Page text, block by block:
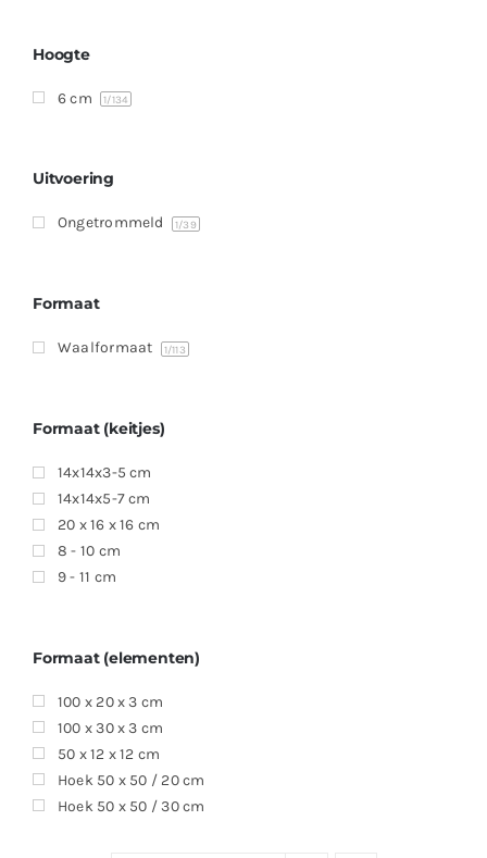
Contact
Offerte aanvragen
Hoogte
6 cm 1/134
Uitvoering
Ongetrommeld 1/39
Formaat
Waalformaat 1/113
Formaat (keitjes)
14x14x3-5 cm
14x14x5-7 cm
20 x 16 x 16 cm
8 - 10 cm
9 - 11 cm
Formaat (elementen)
100 x 20 x 3 cm
100 x 30 x 3 cm
50 x 12 x 12 cm
Hoek 50 x 50 / 20 cm
Hoek 50 x 50 / 30 cm